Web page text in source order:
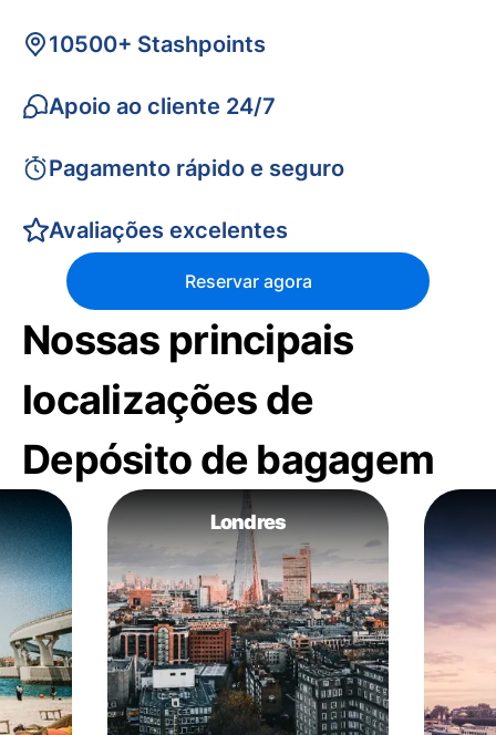
10500+ Stashpoints
Apoio ao cliente 24/7
Pagamento rápido e seguro
Avaliações excelentes
Reservar agora
Nossas principais
localizações de
Depósito de bagagem
Londres